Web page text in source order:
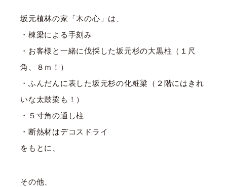
坂元植林の家「木の心」は、
・棟梁による手刻み
・お客様と一緒に伐採した坂元杉の大黒柱（１尺
角、８ｍ！）
・ふんだんに表した坂元杉の化粧梁（２階にはきれ
いな太鼓梁も！）
・５寸角の通し柱
・断熱材はデコスドライ
をもとに、
その他、